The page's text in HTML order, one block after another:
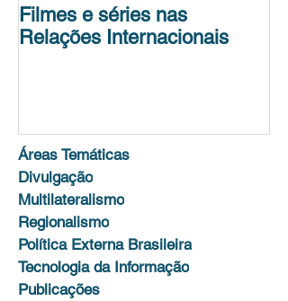
Filmes e séries nas
Relações Internacionais
Áreas Temáticas
Divulgação
Multilateralismo
Regionalismo
Política Externa Brasileira
Tecnologia da Informação
Publicações